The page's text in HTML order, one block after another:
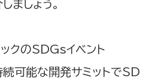
ましょう。
クのSDGsイベント
可能な開発サミットでSD